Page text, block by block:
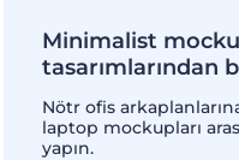
Minimalist
tasarımlarından
Nötr ofis
laptop mockupları
yapın.